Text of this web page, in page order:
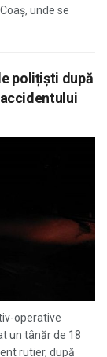
unde se
polițiști după
operative
un tânăr de 18
rutier, după